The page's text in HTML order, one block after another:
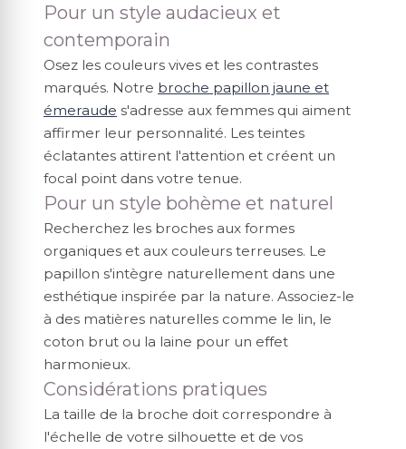
Pour un style audacieux et
contemporain
Osez les couleurs vives et les contrastes
marqués. Notre broche papillon jaune et
émeraude s'adresse aux femmes qui aiment
affirmer leur personnalité. Les teintes
éclatantes attirent l'attention et créent un
focal point dans votre tenue.
Pour un style bohème et naturel
Recherchez les broches aux formes
organiques et aux couleurs terreuses. Le
papillon s'intègre naturellement dans une
esthétique inspirée par la nature. Associez-le
à des matières naturelles comme le lin, le
coton brut ou la laine pour un effet
harmonieux.
Considérations pratiques
La taille de la broche doit correspondre à
l'échelle de votre silhouette et de vos